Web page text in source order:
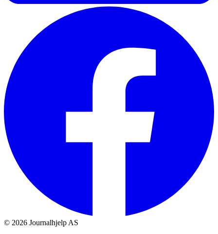
© 2026 Journalhjelp AS